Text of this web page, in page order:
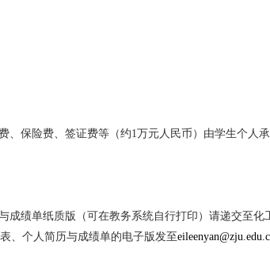
保险费、签证费等（约1万元人民币）由学生个人
绩单纸质版（可在教务系统自行打印）请递交至化
、个人简历与成绩单的电子版发至